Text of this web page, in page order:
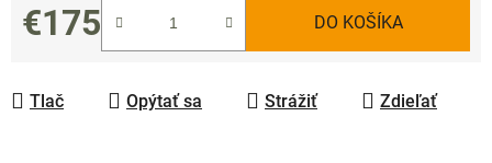
€175
Jednotková cena:
DO KOŠÍKA
Tlač Opýtať sa Strážiť Zdieľať